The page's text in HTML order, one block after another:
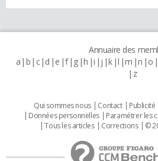
Annuaire des
a b c d e f g h i j k l m n o
z
Qui sommes nous Contact Publicité
Données personnelles
Paramétrer les
Tous les articles
Corrections ©